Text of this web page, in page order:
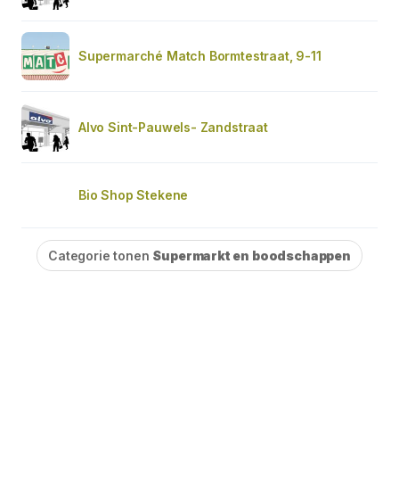
Supermarché Match Bormtestraat, 9-11
Alvo Sint-Pauwels- Zandstraat
Bio Shop Stekene
Categorie tonen Supermarkt en boodschappen